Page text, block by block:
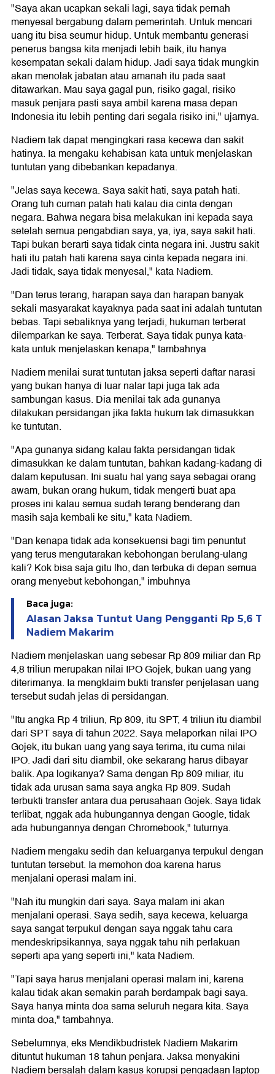
"Saya akan ucapkan sekali lagi, saya tidak pernah
menyesal bergabung dalam pemerintah. Untuk mencari
uang itu bisa seumur hidup. Untuk membantu generasi
penerus bangsa kita menjadi lebih baik, itu hanya
kesempatan sekali dalam hidup. Jadi saya tidak mungkin
akan menolak jabatan atau amanah itu pada saat
ditawarkan. Mau saya gagal pun, risiko gagal, risiko
masuk penjara pasti saya ambil karena masa depan
Indonesia itu lebih penting dari segala risiko ini," ujarnya.
Nadiem tak dapat mengingkari rasa kecewa dan sakit
hatinya. Ia mengaku kehabisan kata untuk menjelaskan
tuntutan yang dibebankan kepadanya.
"Jelas saya kecewa. Saya sakit hati, saya patah hati.
Orang tuh cuman patah hati kalau dia cinta dengan
negara. Bahwa negara bisa melakukan ini kepada saya
setelah semua pengabdian saya, ya, iya, saya sakit hati.
Tapi bukan berarti saya tidak cinta negara ini. Justru sakit
hati itu patah hati karena saya cinta kepada negara ini.
Jadi tidak, saya tidak menyesal," kata Nadiem.
"Dan terus terang, harapan saya dan harapan banyak
sekali masyarakat kayaknya pada saat ini adalah tuntutan
bebas. Tapi sebaliknya yang terjadi, hukuman terberat
dilemparkan ke saya. Terberat. Saya tidak punya kata-
kata untuk menjelaskan kenapa," tambahnya
Nadiem menilai surat tuntutan jaksa seperti daftar narasi
yang bukan hanya di luar nalar tapi juga tak ada
sambungan kasus. Dia menilai tak ada gunanya
dilakukan persidangan jika fakta hukum tak dimasukkan
ke tuntutan.
"Apa gunanya sidang kalau fakta persidangan tidak
dimasukkan ke dalam tuntutan, bahkan kadang-kadang di
dalam keputusan. Ini suatu hal yang saya sebagai orang
awam, bukan orang hukum, tidak mengerti buat apa
proses ini kalau semua sudah terang benderang dan
masih saja kembali ke situ," kata Nadiem.
"Dan kenapa tidak ada konsekuensi bagi tim penuntut
yang terus mengutarakan kebohongan berulang-ulang
kali? Kok bisa saja gitu lho, dan terbuka di depan semua
orang menyebut kebohongan," imbuhnya
Baca juga:
Alasan Jaksa Tuntut Uang Pengganti Rp 5,6 T
Nadiem Makarim
Nadiem menjelaskan uang sebesar Rp 809 miliar dan Rp
4,8 triliun merupakan nilai IPO Gojek, bukan uang yang
diterimanya. Ia mengklaim bukti transfer penjelasan uang
tersebut sudah jelas di persidangan.
"Itu angka Rp 4 triliun, Rp 809, itu SPT, 4 triliun itu diambil
dari SPT saya di tahun 2022. Saya melaporkan nilai IPO
Gojek, itu bukan uang yang saya terima, itu cuma nilai
IPO. Jadi dari situ diambil, oke sekarang harus dibayar
balik. Apa logikanya? Sama dengan Rp 809 miliar, itu
tidak ada urusan sama saya angka Rp 809. Sudah
terbukti transfer antara dua perusahaan Gojek. Saya tidak
terlibat, nggak ada hubungannya dengan Google, tidak
ada hubungannya dengan Chromebook," tuturnya.
Nadiem mengaku sedih dan keluarganya terpukul dengan
tuntutan tersebut. Ia memohon doa karena harus
menjalani operasi malam ini.
"Nah itu mungkin dari saya. Saya malam ini akan
menjalani operasi. Saya sedih, saya kecewa, keluarga
saya sangat terpukul dengan saya nggak tahu cara
mendeskripsikannya, saya nggak tahu nih perlakuan
seperti apa yang seperti ini," kata Nadiem.
"Tapi saya harus menjalani operasi malam ini, karena
kalau tidak akan semakin parah berdampak bagi saya.
Saya hanya minta doa sama seluruh negara kita. Saya
minta doa," tambahnya.
Sebelumnya, eks Mendikbudristek Nadiem Makarim
dituntut hukuman 18 tahun penjara. Jaksa menyakini
Nadiem bersalah dalam kasus korupsi pengadaan laptop